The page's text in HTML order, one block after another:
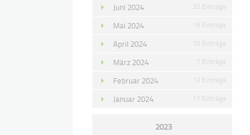
Juni 2024 32 Einträge
Mai 2024 19 Einträge
April 2024 10 Einträge
März 2024 7 Einträge
Februar 2024 13 Einträge
Januar 2024 17 Einträge
2023